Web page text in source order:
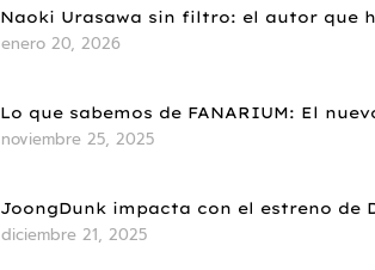
Naoki Urasawa sin filtro: el autor que
enero 20, 2026
Lo que sabemos de FANARIUM: El
noviembre 25, 2025
JoongDunk impacta con el estreno de
diciembre 21, 2025